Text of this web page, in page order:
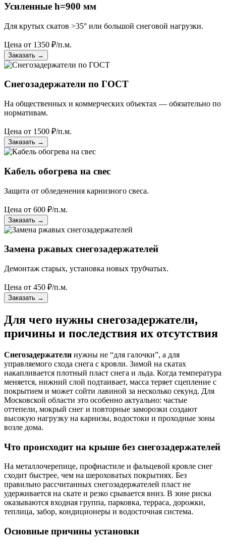
Усиленные h=900 мм
Для крутых скатов >35° или большой снеговой нагрузки.
Цена от 1350 ₽/п.м.
Заказать →
Снегозадержатели по ГОСТ
На общественных и коммерческих объектах — обязательно по
нормативам.
Цена от 1500 ₽/п.м.
Заказать →
Кабель обогрева на свес
Защита от обледенения карнизного свеса.
Цена от 600 ₽/п.м.
Заказать →
Замена ржавых снегозадержателей
Демонтаж старых, установка новых трубчатых.
Цена от 450 ₽/п.м.
Заказать →
Для чего нужны снегозадержатели,
причины и последствия их отсутствия
Снегозадержатели нужны не “для галочки”, а для
управляемого схода снега с кровли. Зимой на скатах
накапливается плотный пласт снега и льда. Когда температура
меняется, нижний слой подтаивает, масса теряет сцепление с
покрытием и может сойти лавиной за несколько секунд. Для
Московской области это особенно актуально: частые
оттепели, мокрый снег и повторные заморозки создают
высокую нагрузку на карнизы, водостоки и проходные зоны
возле дома.
Что происходит на крыше без снегозадержателей
На металлочерепице, профнастиле и фальцевой кровле снег
сходит быстрее, чем на шероховатых покрытиях. Без
правильно рассчитанных снегозадержателей пласт не
удерживается на скате и резко срывается вниз. В зоне риска
оказываются входная группа, парковка, терраса, дорожки,
теплица, забор, кондиционеры и водосточная система.
Основные причины установки